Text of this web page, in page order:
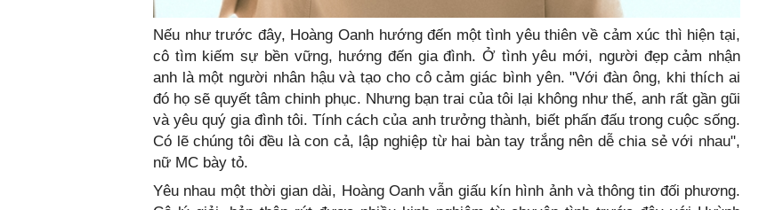
Nếu như trước đây, Hoàng Oanh hướng đến một tình yêu thiên về cảm xúc thì hiện tại,
cô tìm kiếm sự bền vững, hướng đến gia đình. Ở tình yêu mới, người đẹp cảm nhận
anh là một người nhân hậu và tạo cho cô cảm giác bình yên. "Với đàn ông, khi thích ai
đó họ sẽ quyết tâm chinh phục. Nhưng bạn trai của tôi lại không như thế, anh rất gần gũi
và yêu quý gia đình tôi. Tính cách của anh trưởng thành, biết phấn đấu trong cuộc sống.
Có lẽ chúng tôi đều là con cả, lập nghiệp từ hai bàn tay trắng nên dễ chia sẻ với nhau",
nữ MC bày tỏ.
Yêu nhau một thời gian dài, Hoàng Oanh vẫn giấu kín hình ảnh và thông tin đối phương.